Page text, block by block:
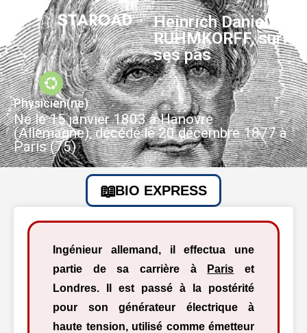
Heinrich Daniel
RUHMKORFF, sur
ses pas
Physicien(ne)
Né le 15 janvier 1803 à Hanovre
(Allemagne), décédé le 20 décembre 1877 à
Paris (75)
BIO EXPRESS
Ingénieur allemand, il effectua une
partie de sa carrière à
Paris et
Londres. Il est passé à la postérité
pour son générateur électrique à
haute tension, utilisé comme émetteur